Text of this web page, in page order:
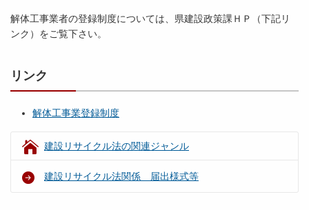
解体工事業者の登録制度については、県建設政策課ＨＰ（下記リ
ンク）をご覧下さい。
リンク
解体工事業登録制度
建設リサイクル法の関連ジャンル
建設リサイクル法関係 届出様式等